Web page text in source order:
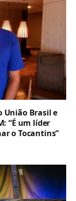
União Brasil e
“É um líder
o Tocantins”